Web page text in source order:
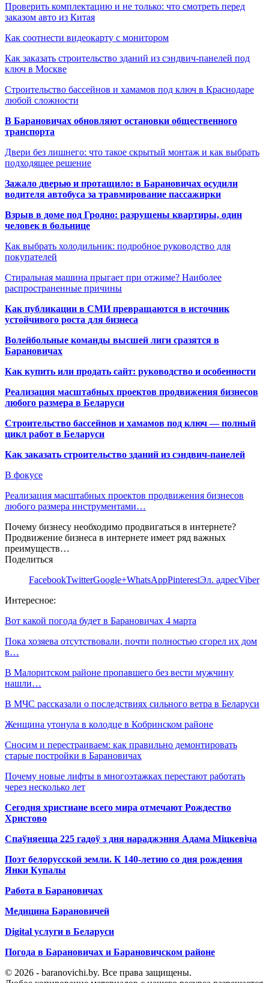
Проверить комплектацию и не только: что смотреть перед
заказом авто из Китая
Как соотнести видеокарту с монитором
Как заказать строительство зданий из сэндвич-панелей под
ключ в Москве
Строительство бассейнов и хамамов под ключ в Краснодаре
любой сложности
В Барановичах обновляют остановки общественного
транспорта
Двери без лишнего: что такое скрытый монтаж и как выбрать
подходящее решение
Зажало дверью и протащило: в Барановичах осудили
водителя автобуса за травмирование пассажирки
Взрыв в доме под Гродно: разрушены квартиры, один
человек в больнице
Как выбрать холодильник: подробное руководство для
покупателей
Стиральная машина прыгает при отжиме? Наиболее
распространенные причины
Как публикации в СМИ превращаются в источник
устойчивого роста для бизнеса
Волейбольные команды высшей лиги сразятся в
Барановичах
Как купить или продать сайт: руководство и особенности
Реализация масштабных проектов продвижения бизнесов
любого размера в Беларуси
Строительство бассейнов и хамамов под ключ — полный
цикл работ в Беларуси
Как заказать строительство зданий из сэндвич-панелей
В фокусе
Реализация масштабных проектов продвижения бизнесов
любого размера инструментами…
Почему бизнесу необходимо продвигаться в интернете?
Продвижение бизнеса в интернете имеет ряд важных
преимуществ…
Поделиться
FacebookTwitterGoogle+WhatsAppPinterestЭл. адресViber
Интересное:
Вот какой погода будет в Барановичах 4 марта
Пока хозяева отсутствовали, почти полностью сгорел их дом
в…
В Малоритском районе пропавшего без вести мужчину
нашли…
В МЧС рассказали о последствиях сильного ветра в Беларуси
Женщина утонула в колодце в Кобринском районе
Сносим и перестраиваем: как правильно демонтировать
старые постройки в Барановичах
Почему новые лифты в многоэтажках перестают работать
через несколько лет
Сегодня христиане всего мира отмечают Рождество
Христово
Спаўняецца 225 гадоў з дня нараджэння Адама Міцкевіча
Поэт белорусской земли. К 140-летию со дня рождения
Янки Купалы
Работа в Барановичах
Медицина Барановичей
Digital услуги в Беларуси
Погода в Барановичах и Барановичском районе
© 2026 - baranovichi.by. Все права защищены.